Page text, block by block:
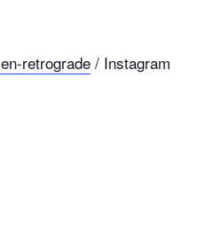
retrograde / Instagram